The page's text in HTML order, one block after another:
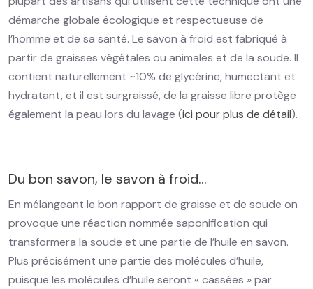
démarche globale écologique et respectueuse de
l’homme et de sa santé. Le savon à froid est fabriqué à
partir de graisses végétales ou animales et de la soude. Il
contient naturellement ~10% de glycérine, humectant et
hydratant, et il est surgraissé, de la graisse libre protège
également la peau lors du lavage (ici pour plus de détail).
Du bon savon, le savon à froid…
En mélangeant le bon rapport de graisse et de soude on
provoque une réaction nommée saponification qui
transformera la soude et une partie de l’huile en savon.
Plus précisément une partie des molécules d’huile,
puisque les molécules d’huile seront « cassées » par